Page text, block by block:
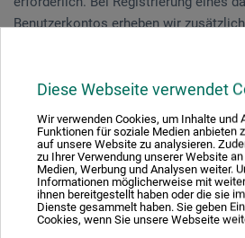
Diese Webseite verwendet
Wir verwenden Cookies, um Inhalte und
Funktionen für soziale Medien anbieten
auf unsere Website zu analysieren.
zu Ihrer Verwendung unserer Website
Medien, Werbung und Analysen weiter.
Informationen möglicherweise mit
ihnen bereitgestellt haben oder die sie
Dienste gesammelt haben. Sie geben
Cookies, wenn Sie unsere Webseite
Benutzerkontos erheben wir
die Abwicklung der Bestellung
Eine Weitergabe Ihrer
Versanddienstleister / Spedition) und
Art. 28 DSGVO erfolgt nur soweit
Bestellung erforderlich ist.
Zweck und Rechtsgrundlage